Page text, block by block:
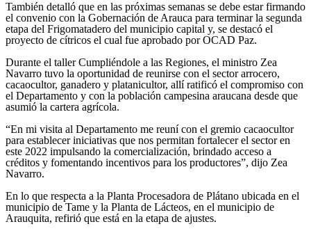
También detalló que en las próximas semanas se debe estar firmando
el convenio con la Gobernación de Arauca para terminar la segunda
etapa del Frigomatadero del municipio capital y, se destacó el
proyecto de cítricos el cual fue aprobado por OCAD Paz.
Durante el taller Cumpliéndole a las Regiones, el ministro Zea
Navarro tuvo la oportunidad de reunirse con el sector arrocero,
cacaocultor, ganadero y platanicultor, allí ratificó el compromiso con
el Departamento y con la población campesina araucana desde que
asumió la cartera agrícola.
“En mi visita al Departamento me reuní con el gremio cacaocultor
para establecer iniciativas que nos permitan fortalecer el sector en
este 2022 impulsando la comercialización, brindado acceso a
créditos y fomentando incentivos para los productores”, dijo Zea
Navarro.
En lo que respecta a la Planta Procesadora de Plátano ubicada en el
municipio de Tame y la Planta de Lácteos, en el municipio de
Arauquita, refirió que está en la etapa de ajustes.